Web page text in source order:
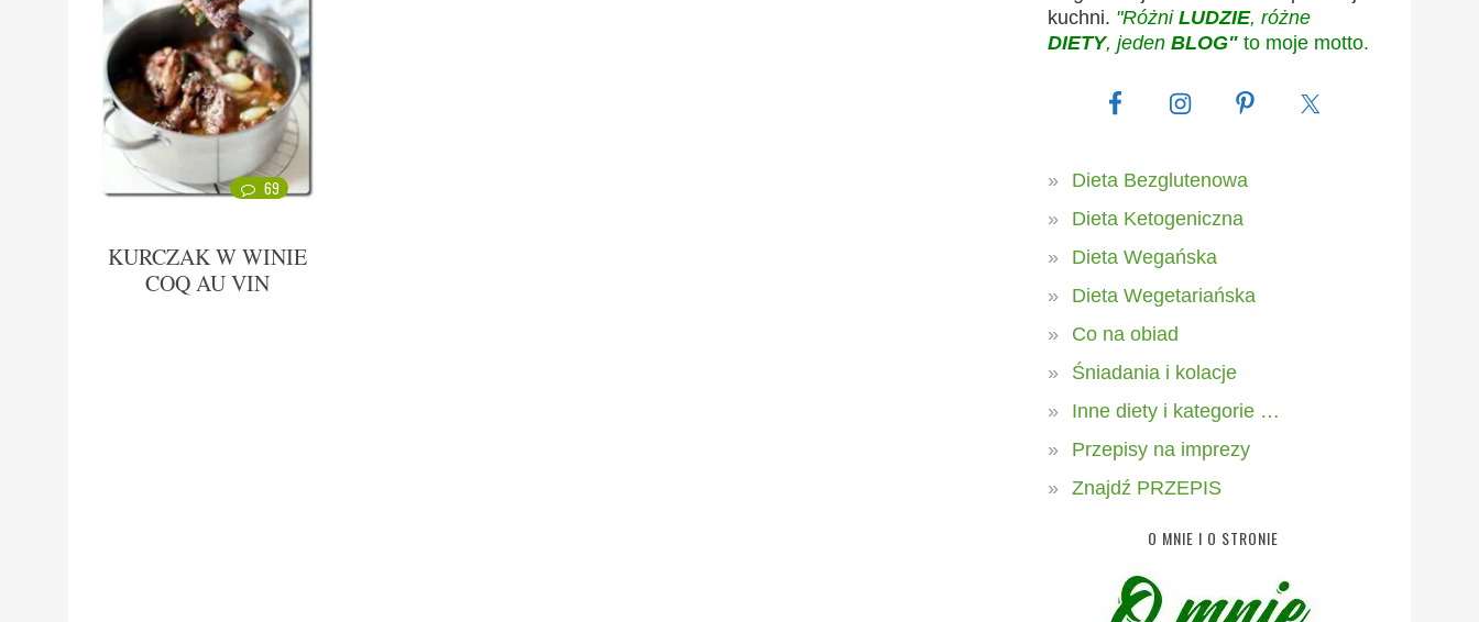
69
KURCZAK W WINIE
COQ AU VIN
kuchni. "Różni LUDZIE, różne
DIETY, jeden BLOG" to moje motto.
Dieta Bezglutenowa
Dieta Ketogeniczna
Dieta Wegańska
Dieta Wegetariańska
Co na obiad
Śniadania i kolacje
Inne diety i kategorie …
Przepisy na imprezy
Znajdź PRZEPIS
O MNIE I O STRONIE